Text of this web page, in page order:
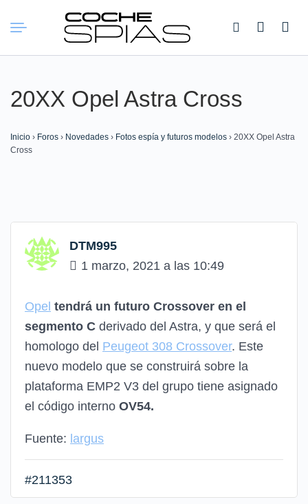
Buscar:
20XX Opel Astra Cross
Inicio › Foros › Novedades › Fotos espía y futuros modelos › 20XX Opel Astra
Cross
DTM995
1 marzo, 2021 a las 10:49
Opel tendrá un futuro Crossover en el
segmento C derivado del Astra, y que será el
homologo del Peugeot 308 Crossover. Este
nuevo modelo que se construirá sobre la
plataforma EMP2 V3 del grupo tiene asignado
el código interno OV54.
Fuente: largus
#211353